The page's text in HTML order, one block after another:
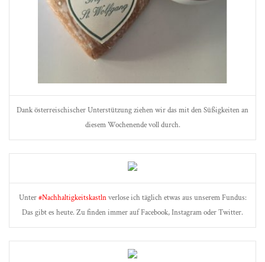
Dank österreischischer Unterstützung ziehen wir das mit den Süßigkeiten an
diesem Wochenende voll durch.
Unter#Nachhaltigkeitskastlnverlose ich täglich etwas aus unserem Fundus:
Das gibt es heute. Zu finden immer auf Facebook, Instagram oder Twitter.